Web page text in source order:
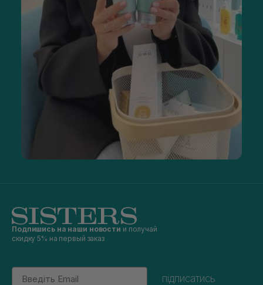
Подпишись на наши новости и получай
скидку 5% на первый заказ
Email
підписатись